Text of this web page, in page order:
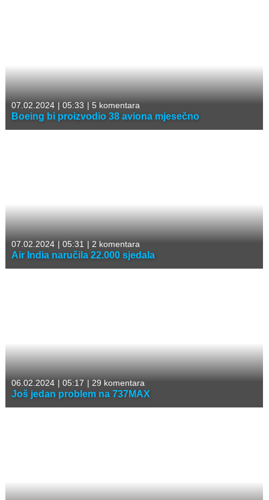
07.02.2024 | 05:33 | 5 komentara
Boeing bi proizvodio 38 aviona mjesečno
07.02.2024 | 05:31 | 2 komentara
Air India naručila 22.000 sjedala
06.02.2024 | 05:17 | 29 komentara
Još jedan problem na 737MAX